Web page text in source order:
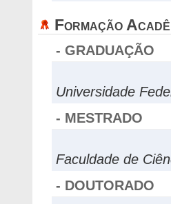
Formação
- GRADUAÇÃO
Universidade
- MESTRADO
Faculdade de
- DOUTORADO